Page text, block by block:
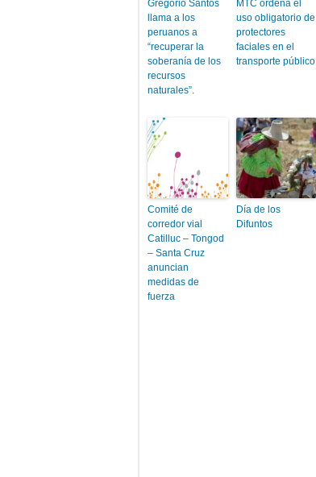
Gregorio Santos
llama a los
peruanos a
“recuperar la
soberanía de los
recursos
naturales”.
MTC ordena el
uso obligatorio de
protectores
faciales en el
transporte público
Comité de
corredor vial
Catilluc – Tongod
– Santa Cruz
anuncian
medidas de
fuerza
Día de los
Difuntos